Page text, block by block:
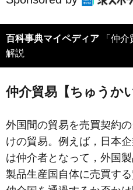
百科事典マイペディア 「仲
解説
仲介貿易【ちゅうか
外国間の貿易を売買契約
けの貿易。例えば，日本
は仲介者となって，外国
製品生産国自体に売買す